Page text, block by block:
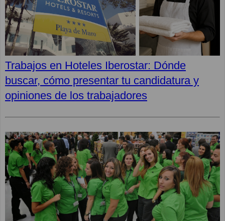
Trabajos en Hoteles Iberostar: Dónde
buscar, cómo presentar tu candidatura y
opiniones de los trabajadores